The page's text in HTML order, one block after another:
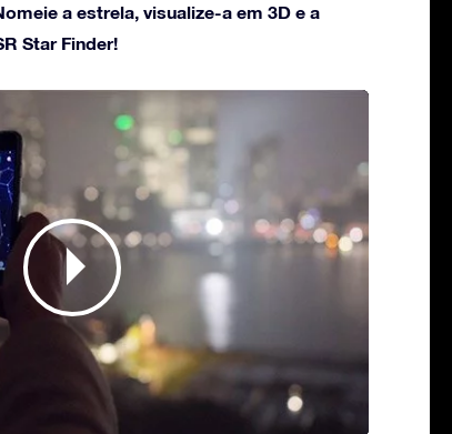
a estrela, visualize-a em 3D e a
Star Finder!